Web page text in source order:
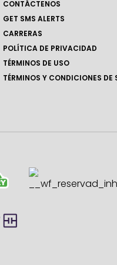
CONTÁCTENOS
GET SMS ALERTS
CARRERAS
POLÍTICA DE PRIVACIDAD
TÉRMINOS DE USO
TÉRMINOS Y CONDICIONES DE